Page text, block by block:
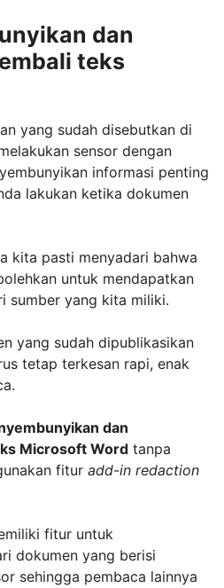
dan
teks
yang sudah disebutkan di
sensor dengan
informasi penting
lakukan ketika dokumen
kita pasti menyadari bahwa
untuk mendapatkan
sumber yang kita miliki.
yang sudah dipublikasikan
tetap terkesan rapi, enak
dan
Microsoft Word tanpa
fitur add-in redaction
fitur untuk
dokumen yang berisi
sehingga pembaca lainnya